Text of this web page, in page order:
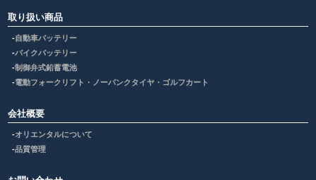
取り扱い商品
自動車バッテリー
バイクバッテリー
制御弁式鉛蓄電池
電動フォークリフト・ノーパンクタイヤ・ゴルフカート
会社概要
オリエンタルについて
品質管理